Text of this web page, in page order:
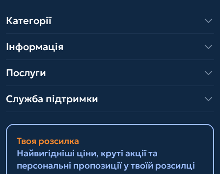
Категорії
Інформація
Послуги
Служба підтримки
Твоя розсилка
Найвигідніші ціни, круті акції та
персональні пропозиції у твоїй розсилці